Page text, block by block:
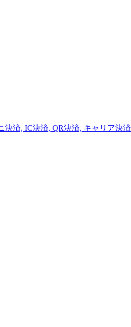
決済, IC決済, QR決済, キャリア決済